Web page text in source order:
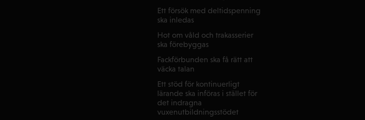
Ett försök med deltidspenning
ska inledas
Hot om våld och trakasserier
ska förebyggas
Fackförbunden ska få rätt att
väcka talan
Ett stöd för kontinuerligt
lärande ska införas i stället för
det indragna
vuxenutbildningsstödet